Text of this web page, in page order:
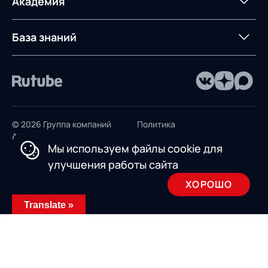
Предложение для
База знаний
© 2026 Группа компаний
AXELOT
Политика
Пользовательское
соглашение
Мы используем файлы cookie для
улучшения работы сайта
ХОРОШО
Translate »